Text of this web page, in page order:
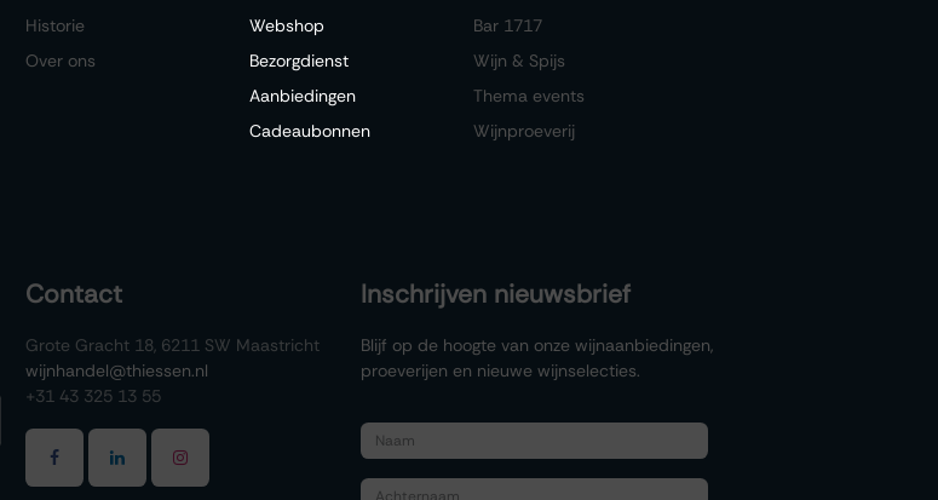
Historie
Over ons
Webshop
Bezorgdienst
Aanbiedingen
Cadeaubonnen
Bar 1717
Wijn & Spijs
Thema events
Wijnproeverij
Contact
Grote Gracht 18, 6211 SW Maastricht
wijnhandel@thiessen.nl
+31 43 325 13 55
Inschrijven nieuwsbrief
Blijf op de hoogte van onze wijnaanbiedingen,
proeverijen en nieuwe wijnselecties.